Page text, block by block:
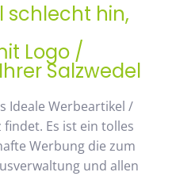
schlecht hin,
Logo /
Salzwedel
Ideale Werbeartikel /
findet. Es ist ein tolles
Werbung die zum
und allen